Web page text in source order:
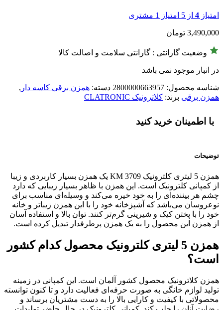
امتیاز 4 از 5 امتیاز 1 مشتری
3,490,000 تومان
وضعیت گارانتی : گارانتی سلامت و اصالت کالا
در انبار موجود نمی باشد
شناسه محصول: 2800000663957 دسته: همزن برقی کاسه دار ,
همزن برقی برند: کلاترونیک CLATRONIC
با اطمینان خرید کنید
توضیحات
همزن 5 لیتری کلترونیک KM 3709 یک همزن بسیار کاربردی و زیبا
از کمپانی کلترونیک است. این همزن با ظاهر بسیار زیبایی که دارد
چشم هر بیننده‌ای را به خود خیره می‌کند و وسیله‌ای مناسب برای
نوعروسان می‌باشد که آشپزخانه خود را با این همزن زیباتر و خانه
خود را با پختن کیک و شیرینی گرم‌تر کنند. توان بالا و استفاده آسان
از همزن این محصول را به یک همزن پرطرفدار تبدیل کرده است.
همزن 5 لیتری کلترونیک محصول کدام کشور
است؟
همزن کلاترونیک محصول کشور آلمان است. این کمپانی در زمینه
تولید لوازم خانگی به صورت حرفه‌ای فعالیت دارد و تا کنون توانسته
محصولاتی با کیفیت و کارایی بالا را به دست مشتریان برساند و